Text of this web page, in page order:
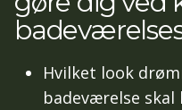
Hvilket look
badeværelse skal